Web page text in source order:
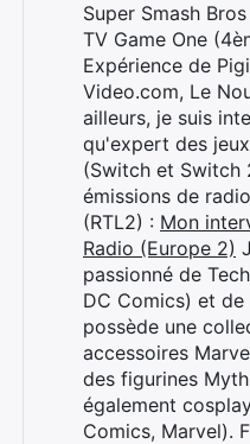
Super Smash
TV Game One
Expérience de
Video.com, Le
ailleurs, je suis
qu'expert des
(Switch et Switch
émissions de
(RTL2) : Mon
Radio (Europe 2)
passionné de
DC Comics) et de
possède une
accessoires
des figurines
également
Comics, Marvel).